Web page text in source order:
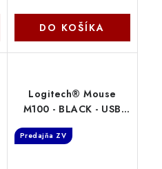
DO KOŠÍKA
Logitech® Mouse
M100 - BLACK - USB
Predajňa ZV